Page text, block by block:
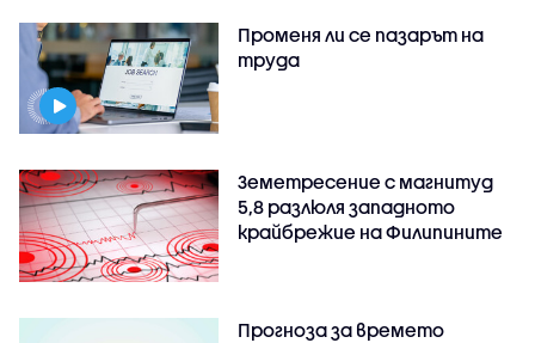
Променя ли се пазарът на
труда
Земетресение с магнитуд
5,8 разлюля западното
крайбрежие на Филипините
Прогноза за времето